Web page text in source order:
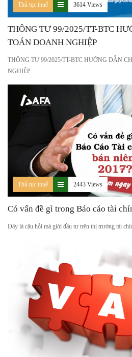
Thủ tục thuế 3614 Views
THÔNG TƯ 99/2025/TT-BTC
TOÁN DOANH NGHIỆP
THÔNG TƯ 99/2025/TT-BTC HƯỚNG DẪN
NGHIỆP ...
Thủ tục thuế 2443 Views
Có vấn đề gì trong Báo cáo tài
Đây là câu hỏi mà giới đầu tư trên thị trường tài